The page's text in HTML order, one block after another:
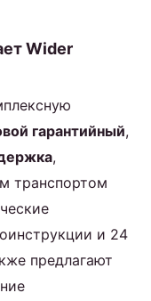
Wider
гарантийный,
,
транспортом
и 24
предлагают